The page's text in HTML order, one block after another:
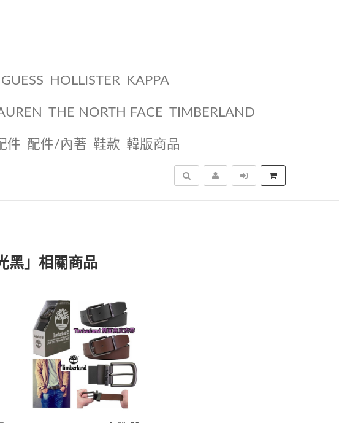
GUESS HOLLISTER KAPPA
THE NORTH FACE TIMBERLAND
件 配件/內著 鞋款 韓版商品
搜尋
黑」相關商品